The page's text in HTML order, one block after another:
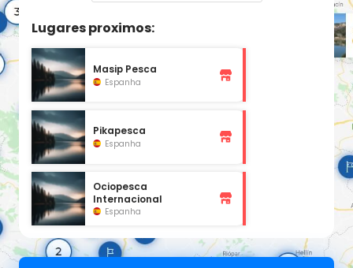
Lugares proximos:
Masip Pesca
Espanha
Pikapesca
Espanha
Ociopesca
Internacional
Espanha